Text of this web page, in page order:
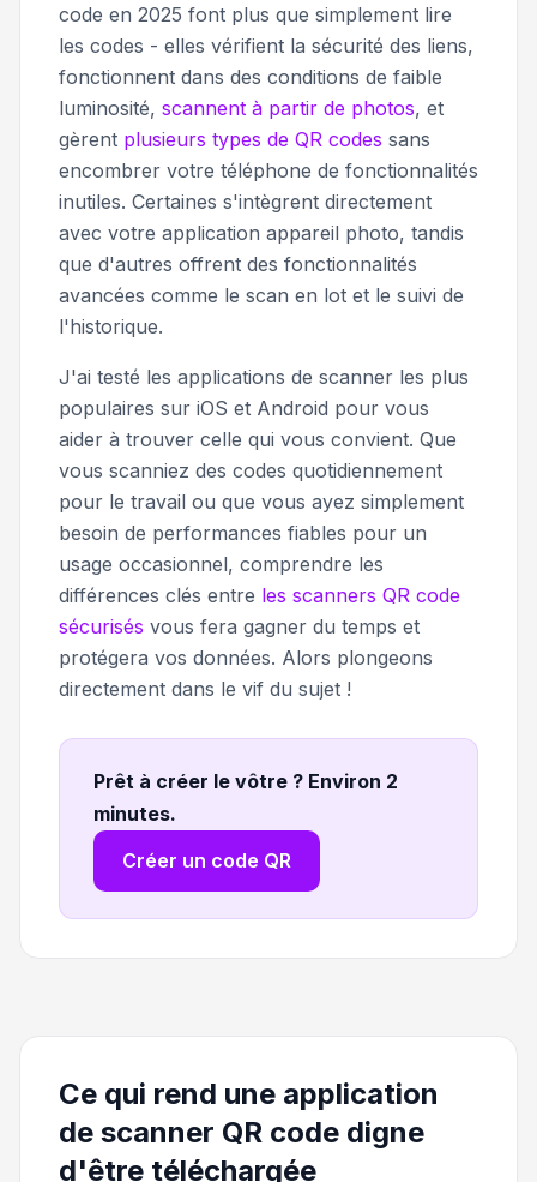
code en 2025 font plus que simplement lire
les codes - elles vérifient la sécurité des liens,
fonctionnent dans des conditions de faible
luminosité, scannent à partir de photos, et
gèrent plusieurs types de QR codes sans
encombrer votre téléphone de fonctionnalités
inutiles. Certaines s'intègrent directement
avec votre application appareil photo, tandis
que d'autres offrent des fonctionnalités
avancées comme le scan en lot et le suivi de
l'historique.
J'ai testé les applications de scanner les plus
populaires sur iOS et Android pour vous
aider à trouver celle qui vous convient. Que
vous scanniez des codes quotidiennement
pour le travail ou que vous ayez simplement
besoin de performances fiables pour un
usage occasionnel, comprendre les
différences clés entre les scanners QR code
sécurisés vous fera gagner du temps et
protégera vos données. Alors plongeons
directement dans le vif du sujet !
Prêt à créer le vôtre ? Environ 2
minutes.
Créer un code QR
Ce qui rend une application
de scanner QR code digne
d'être téléchargée